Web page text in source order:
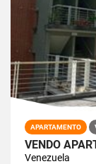
APARTAMENTO
VENDO
Venezuela